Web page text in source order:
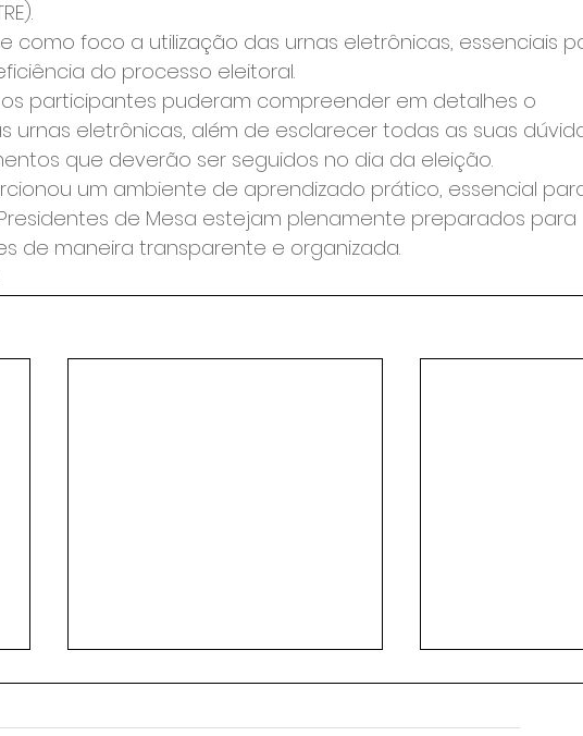
como foco a utilização das urnas eletrônicas, essenciais
do processo eleitoral.
participantes puderam compreender em detalhes o
urnas eletrônicas, além de esclarecer todas as suas
que deverão ser seguidos no dia da eleição.
um ambiente de aprendizado prático, essencial
de Mesa estejam plenamente preparados para
de maneira transparente e organizada.